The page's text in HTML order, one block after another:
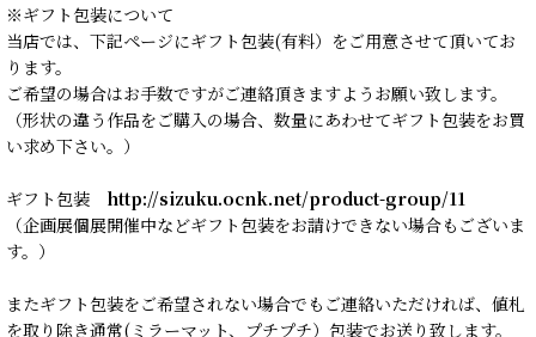
※ギフト包装について
当店では、下記ページにギフト包装(有料）をご用意させて頂いてお
ります。
ご希望の場合はお手数ですがご連絡頂きますようお願い致します。
（形状の違う作品をご購入の場合、数量にあわせてギフト包装をお買
い求め下さい。）
ギフト包装 http://sizuku.ocnk.net/product-group/11
（企画展個展開催中などギフト包装をお請けできない場合もございま
す。）
またギフト包装をご希望されない場合でもご連絡いただければ、値札
を取り除き通常(ミラーマット、プチプチ）包装でお送り致します。